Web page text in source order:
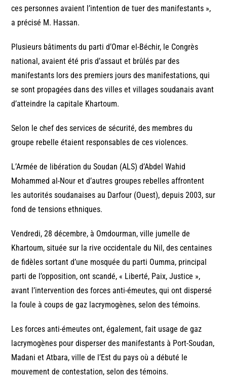
ces personnes avaient l’intention de tuer des manifestants »,
a précisé M. Hassan.
Plusieurs bâtiments du parti d’Omar el-Béchir, le Congrès
national, avaient été pris d’assaut et brûlés par des
manifestants lors des premiers jours des manifestations, qui
se sont propagées dans des villes et villages soudanais avant
d’atteindre la capitale Khartoum.
Selon le chef des services de sécurité, des membres du
groupe rebelle étaient responsables de ces violences.
L’Armée de libération du Soudan (ALS) d’Abdel Wahid
Mohammed al-Nour et d’autres groupes rebelles affrontent
les autorités soudanaises au Darfour (Ouest), depuis 2003, sur
fond de tensions ethniques.
Vendredi, 28 décembre, à Omdourman, ville jumelle de
Khartoum, située sur la rive occidentale du Nil, des centaines
de fidèles sortant d’une mosquée du parti Oumma, principal
parti de l’opposition, ont scandé, « Liberté, Paix, Justice »,
avant l’intervention des forces anti-émeutes, qui ont dispersé
la foule à coups de gaz lacrymogènes, selon des témoins.
Les forces anti-émeutes ont, également, fait usage de gaz
lacrymogènes pour disperser des manifestants à Port-Soudan,
Madani et Atbara, ville de l’Est du pays où a débuté le
mouvement de contestation, selon des témoins.